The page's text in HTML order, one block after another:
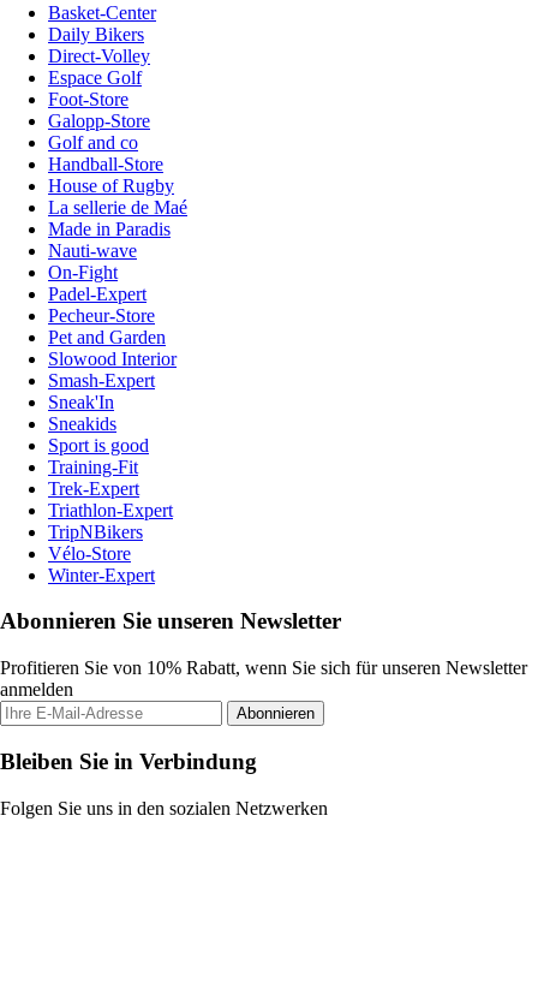
Basket-Center
Daily Bikers
Direct-Volley
Espace Golf
Foot-Store
Galopp-Store
Golf and co
Handball-Store
House of Rugby
La sellerie de Maé
Made in Paradis
Nauti-wave
On-Fight
Padel-Expert
Pecheur-Store
Pet and Garden
Slowood Interior
Smash-Expert
Sneak'In
Sneakids
Sport is good
Training-Fit
Trek-Expert
Triathlon-Expert
TripNBikers
Vélo-Store
Winter-Expert
Abonnieren Sie unseren Newsletter
Profitieren Sie von 10% Rabatt, wenn Sie sich für unseren Newsletter
anmelden
Abonnieren
Bleiben Sie in Verbindung
Folgen Sie uns in den sozialen Netzwerken